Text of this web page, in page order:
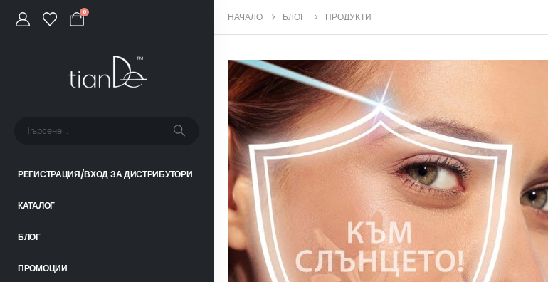
0
РЕГИСТРАЦИЯ/ВХОД ЗА ДИСТРИБУТОРИ
КАТАЛОГ
БЛОГ
ПРОМОЦИИ
НАЧАЛО БЛОГ ПРОДУКТИ